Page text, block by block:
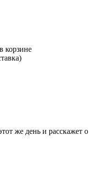
корзине
же день и расскажет о